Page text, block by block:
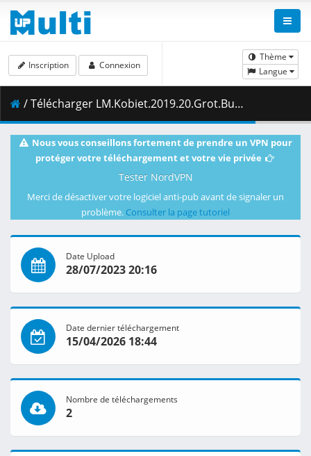
Thème
Langue
Inscription Connexion
/ Télécharger LM.Kobiet.2019.20.Grot.Budowlani.Lodz.vs.LP.Viesti.Salo.20.11.2019.1080i.PL.HDTV.maraarab.ts ( 8.09 GB )
Nous vous conseillons fortement de prendre un VPN pour
protéger votre téléchargement et votre vie privée
Tester NordVPN
Merci de désactiver votre logiciel anti-pub avant de signaler un
problème. Consulter la page tutoriel
Date Upload
28/07/2023 20:16
Date dernier téléchargement
15/04/2026 18:44
Nombre de téléchargements
2